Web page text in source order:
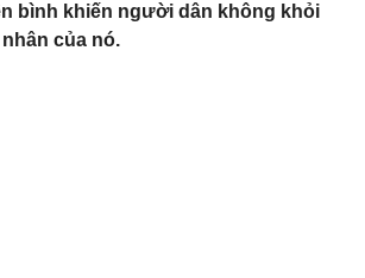
bình khiến người dân không khỏi
của nó.